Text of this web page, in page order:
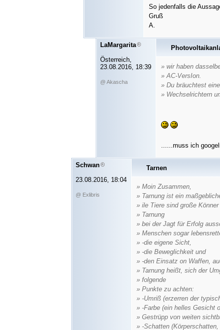
So jedenfalls die
Gruß
A.
LaMargarita
Österreich,
23.08.2016, 18:39
@ Akascha
» wir haben
» AC-VersIon.
» Du bräuchtest
» Wechselrichtern
......muss ich
Schwan
23.08.2016, 18:04
@ Exlibris
Tarnen
» Moin Zusammen,
» Tarnung ist ein
» ile Tiere sind große
» Tarnung
» bei der Jagt für Erfolg
» Menschen sogar
» -die eigene Sicht,
» -die Beweglichkeit und
» -den Einsatz on Waffen,
» Tarnung heißt, sich der
» folgende
» Punkte zu achten:
» -Umriß (erzerren der
» -Farbe (ein helles Gesicht
» Gestrüpp von weiten
» -Schatten